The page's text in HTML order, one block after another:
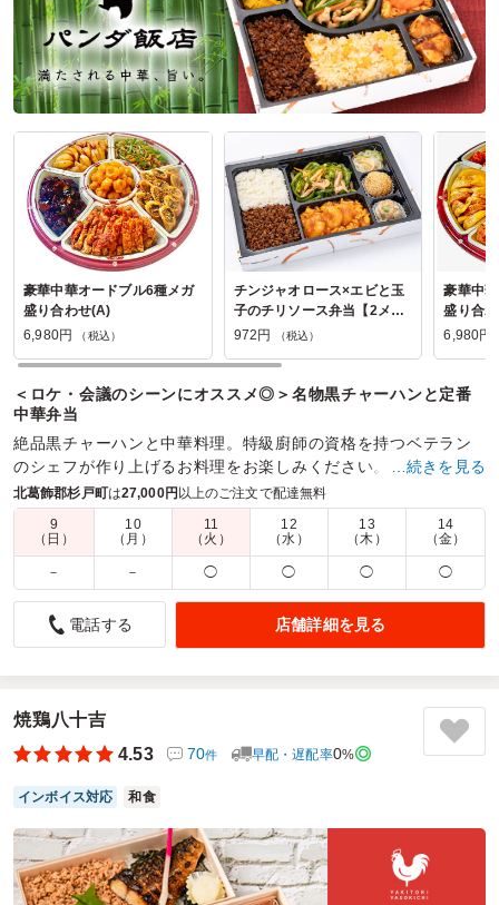
参加者の年齢： 30代～40代 男女比：－
東京都立川市緑町2025/10/24
ミランレストランの口コミをもっと見る
豪華中華オードブル6種メガ
盛り合わせ(A)
6,980円
（税込）
チンジャオロース×エビと玉
子のチリソース弁当【2メイ
ン】
972円 （税込）
豪華中
盛り合
6,980円
＜ロケ・会議のシーンにオススメ◎＞名物黒チャーハンと定番
中華弁当
絶品黒チャーハンと中華料理。特級廚師の資格を持つベテラン
のシェフが作り上げるお料理をお楽しみください。ロケ・会議
などあらゆるシーンで活躍の中華幕の内弁当。
商品数： 締切日時： 2日前15:00 価格帯：
972円～1,188円
配達時間：
10:30～20:00
中華料理はメニューが多彩で助かります
4.5
しく、酢豚はほどよい酸味とコクがあり、ご飯が進む味わい
でした。副菜も丁寧に作られていて全体のバランスが良く、
最後まで飽きずに楽しめます。さらに配達も指定時間どおり
でスムーズに受け取れたため、味だけでなくサービス面でも
ご利用シーン：イベント運営›
参加者の年齢：不明男女比： 男女混合
埼玉県さいたま市岩槻区太田2026/03/10
…続きを見る
北葛飾郡杉戸町は27,000円以上のご注文で配達無料
9
（日）
10
（月）
11
（火）
12
（水）
13
（木）
14
（金）
－ － ◯ ◯ ◯ ◯
電話する 店舗詳細を見る
焼鶏八十吉
4.53
70件 早配・遅配率0%
インボイス対応 和食